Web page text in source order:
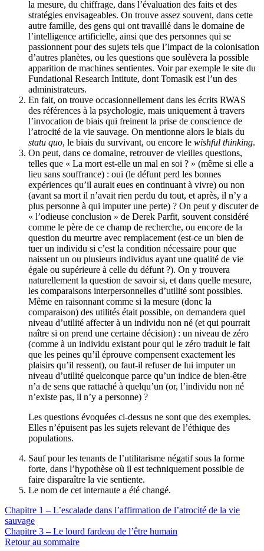
la mesure, du chiffrage, dans l’évaluation des faits et des
stratégies envisageables. On trouve assez souvent, dans cette
autre famille, des gens qui ont travaillé dans le domaine de
l’intelligence artificielle, ainsi que des personnes qui se
passionnent pour des sujets tels que l’impact de la colonisation
d’autres planètes, ou les questions que soulèvera la possible
apparition de machines sentientes. Voir par exemple le site du
Fundational Research Intitute, dont Tomasik est l’un des
administrateurs.
En fait, on trouve occasionnellement dans les écrits RWAS
des références à la psychologie, mais uniquement à travers
l’invocation de biais qui freinent la prise de conscience de
l’atrocité de la vie sauvage. On mentionne alors le biais du
statu quo, le biais du survivant, ou encore le wishful thinking.
On peut, dans ce domaine, retrouver de vieilles questions,
telles que « La mort est-elle un mal en soi ? » (même si elle a
lieu sans souffrance) : oui (le défunt perd les bonnes
expériences qu’il aurait eues en continuant à vivre) ou non
(avant sa mort il n’avait rien perdu du tout, et après, il n’y a
plus personne à qui imputer une perte) ? On peut y discuter de
« l’odieuse conclusion » de Derek Parfit, souvent considéré
comme le père de ce champ de recherche, ou encore de la
question du meurtre avec remplacement (est-ce un bien de
tuer un individu si c’est la condition nécessaire pour que
naissent un ou plusieurs individus ayant une qualité de vie
égale ou supérieure à celle du défunt ?). On y trouvera
naturellement la question de savoir si, et dans quelle mesure,
les comparaisons interpersonnelles d’utilité sont possibles.
Même en raisonnant comme si la mesure (donc la
comparaison) des utilités était possible, on demandera quel
niveau d’utilité affecter à un individu non né (et qui pourrait
naître si on prend une certaine décision) : un niveau de zéro
(comme à un individu existant pour qui le zéro traduit le fait
que les peines qu’il éprouve compensent exactement les
plaisirs qu’il ressent), ou faut-il refuser de lui imputer un
niveau d’utilité quelconque parce qu’un indice de bien-être
n’a de sens que rattaché à quelqu’un (or, l’individu non né
n’existe pas, il n’y a personne) ?
Les questions évoquées ci-dessus ne sont que des exemples.
Elles n’épuisent pas les sujets relevant de l’éthique des
populations.
Sauf pour les tenants de l’utilitarisme négatif sous la forme
forte, dans l’hypothèse où il est techniquement possible de
faire disparaître la vie sentiente.
Le nom de cet internaute a été changé.
Chapitre 1 – L’escalade dans l’affirmation de l’atrocité de la vie
sauvage
Chapitre 3 – Le lourd fardeau de l’être humain
Retour au sommaire